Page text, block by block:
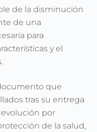
de la disminución
de una
para
y el
que
tras su entrega
por
de la salud,